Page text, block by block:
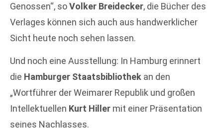
Genossen“, soVolker Breidecker, die Bücher des
Verlages können sich auch aus handwerklicher
Sicht heute noch sehen lassen.
Und noch eine Ausstellung: In Hamburg erinnert
die Hamburger Staatsbibliothek an den
„Wortführer der Weimarer Republik und großen
Intellektuellen Kurt Hiller mit einer Präsentation
seines Nachlasses.